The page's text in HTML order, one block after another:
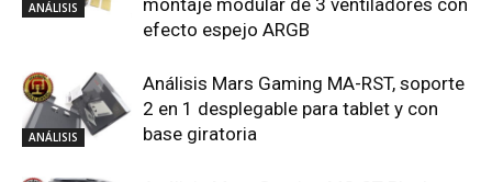
ANÁLISIS
efecto espejo ARGB
ANÁLISIS
Análisis Mars Gaming MA-RST, soporte
2 en 1 desplegable para tablet y con
base giratoria